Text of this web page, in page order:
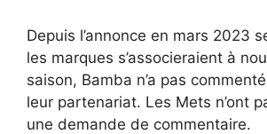
Depuis l’annonce en mars 2023
les marques s’associeraient à
saison, Bamba n’a pas
leur partenariat. Les Mets n’ont
une demande de commentaire.